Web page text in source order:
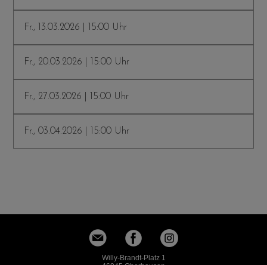
Fr., 13.03.2026 | 15:00 Uhr
Fr., 20.03.2026 | 15:00 Uhr
Fr., 27.03.2026 | 15:00 Uhr
Fr., 03.04.2026 | 15:00 Uhr
Willy-Brandt-Platz 1